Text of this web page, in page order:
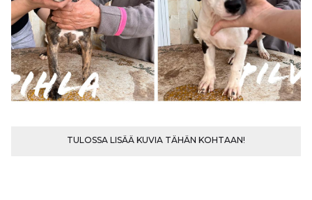
TULOSSA LISÄÄ KUVIA TÄHÄN KOHTAAN!